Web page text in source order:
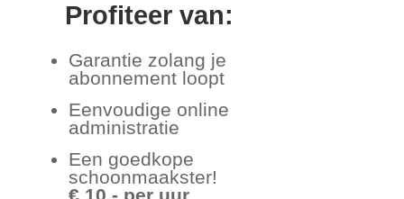
Profiteer van:
Garantie zolang je
abonnement loopt
Eenvoudige online
administratie
Een goedkope
schoonmaakster!
€ 10,- per uur